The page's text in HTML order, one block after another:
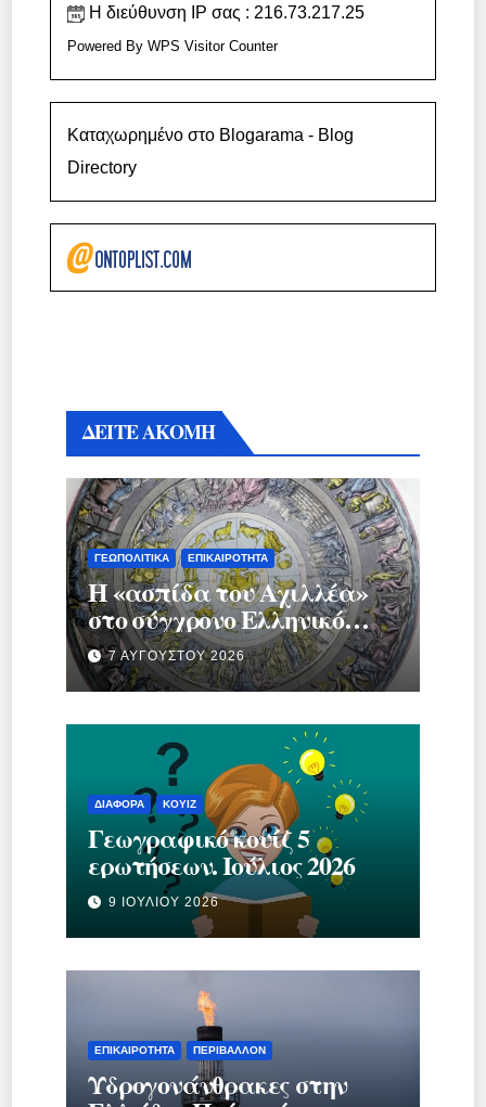
Η διεύθυνση IP σας : 216.73.217.25
Powered ByWPS Visitor Counter
Καταχωρημένο στο Blogarama - Blog
Directory
ΔΕΙΤΕ ΑΚΟΜΗ
ΓΕΩΠΟΛΙΤΙΚΆ ΕΠΙΚΑΙΡΌΤΗΤΑ
Η «ασπίδα του Αχιλλέα»
στο σύγχρονο Ελληνικό
κράτος.
7 ΑΥΓΟΎΣΤΟΥ 2026
ΔΙΆΦΟΡΑ ΚΟΥΊΖ
Γεωγραφικό κουίζ 5
ερωτήσεων. Ιούλιος 2026
9 ΙΟΥΛΊΟΥ 2026
ΕΠΙΚΑΙΡΌΤΗΤΑ ΠΕΡΙΒΆΛΛΟΝ
Υδρογονάνθρακες στην